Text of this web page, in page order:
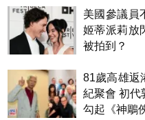
美國參議員
姬蒂派莉放
被拍到？
81歲高雄返
紀聚會 初代
勾起《神鵰